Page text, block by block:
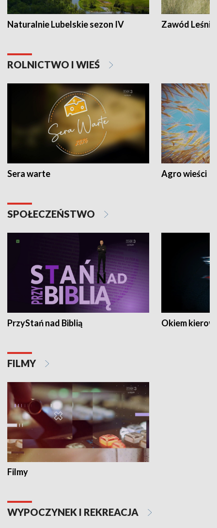
Naturalnie Lubelskie sezon IV Zawód Leśnik
ROLNICTWO I WIEŚ
Sera warte Agro wieści
SPOŁECZEŃSTWO
PrzyStań nad Biblią Okiem
FILMY
Filmy
WYPOCZYNEK I REKREACJA